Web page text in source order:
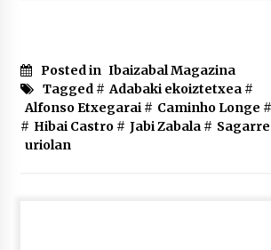
Posted in Ibaizabal Magazina
Tagged # Adabaki ekoiztetxea#
Alfonso Etxegarai# Caminho Longe #
# Hibai Castro# Jabi Zabala#
uriolan